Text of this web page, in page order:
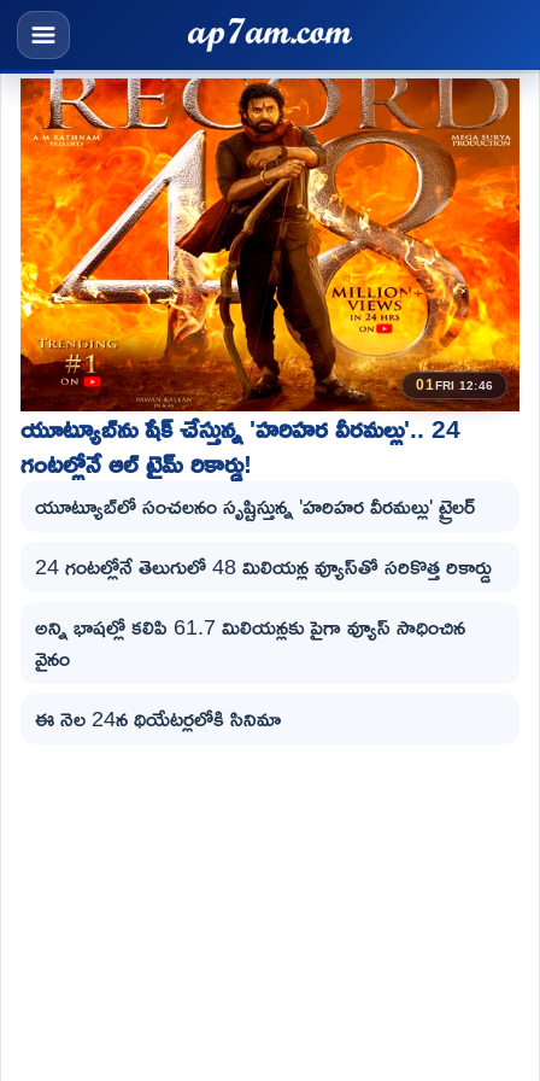
01FRI 12:46
యూట్యూబ్‌ను షేక్ చేస్తున్న 'హరిహర వీరమల్లు'.. 24
గంటల్లోనే ఆల్ టైమ్ రికార్డు!
యూట్యూబ్‌లో సంచలనం సృష్టిస్తున్న 'హరిహర వీరమల్లు' ట్రైలర్
24 గంటల్లోనే తెలుగులో 48 మిలియన్ల వ్యూస్‌తో సరికొత్త రికార్డు
అన్ని భాషల్లో కలిపి 61.7 మిలియన్లకు పైగా వ్యూస్ సాధించిన
వైనం
ఈ నెల‌ 24న థియేటర్లలోకి సినిమా